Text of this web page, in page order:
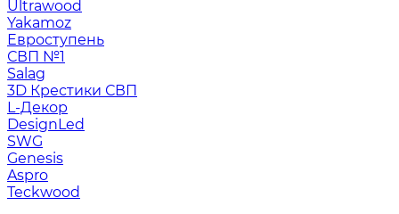
Ultrawood
Yakamoz
Евроступень
СВП №1
Salag
3D Крестики СВП
L-Декор
DesignLed
SWG
Genesis
Aspro
Teckwood